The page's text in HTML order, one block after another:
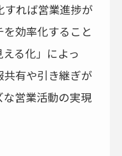
すれば営業進捗が
効率化すること
る化」によっ
共有や引き継ぎが
営業活動の実現